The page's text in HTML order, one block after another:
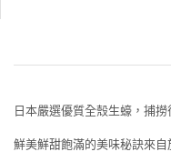
日本嚴選優質全殼生蠔，捕
鮮美鮮甜飽滿的美味秘訣來